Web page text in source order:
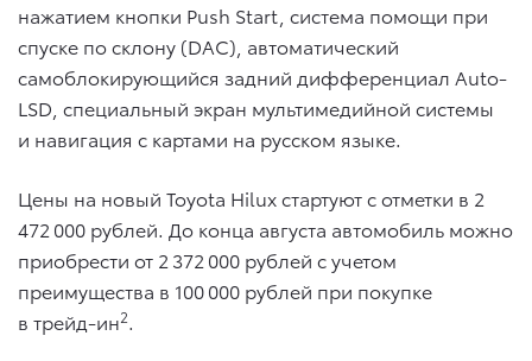
нажатием кнопки Push Start, система помощи при
спуске по склону (DAC), автоматический
самоблокирующийся задний дифференциал Auto-
LSD, специальный экран мультимедийной системы
и навигация с картами на русском языке.
Цены на новый Toyota Hilux стартуют с отметки в 2
472 000 рублей. До конца августа автомобиль можно
приобрести от 2 372 000 рублей с учетом
преимущества в 100 000 рублей при покупке
в трейд-ин2.